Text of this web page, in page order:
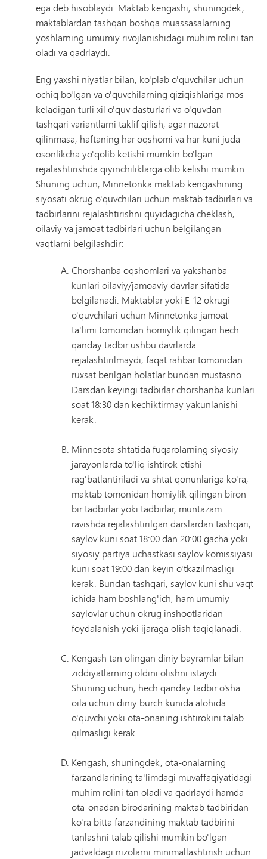
ega deb hisoblaydi. Maktab kengashi, shuningdek,
maktablardan tashqari boshqa muassasalarning
yoshlarning umumiy rivojlanishidagi muhim rolini tan
oladi va qadrlaydi.
Eng yaxshi niyatlar bilan, ko'plab o'quvchilar uchun
ochiq bo'lgan va o'quvchilarning qiziqishlariga mos
keladigan turli xil o'quv dasturlari va o'quvdan
tashqari variantlarni taklif qilish, agar nazorat
qilinmasa, haftaning har oqshomi va har kuni juda
osonlikcha yo'qolib ketishi mumkin bo'lgan
rejalashtirishda qiyinchiliklarga olib kelishi mumkin.
Shuning uchun, Minnetonka maktab kengashining
siyosati okrug o'quvchilari uchun maktab tadbirlari va
tadbirlarini rejalashtirishni quyidagicha cheklash,
oilaviy va jamoat tadbirlari uchun belgilangan
vaqtlarni belgilashdir:
Chorshanba oqshomlari va yakshanba
kunlari oilaviy/jamoaviy davrlar sifatida
belgilanadi. Maktablar yoki E-12 okrugi
o'quvchilari uchun Minnetonka jamoat
ta'limi tomonidan homiylik qilingan hech
qanday tadbir ushbu davrlarda
rejalashtirilmaydi, faqat rahbar tomonidan
ruxsat berilgan holatlar bundan mustasno.
Darsdan keyingi tadbirlar chorshanba kunlari
soat 18:30 dan kechiktirmay yakunlanishi
kerak.
Minnesota shtatida fuqarolarning siyosiy
jarayonlarda to'liq ishtirok etishi
rag'batlantiriladi va shtat qonunlariga ko'ra,
maktab tomonidan homiylik qilingan biron
bir tadbirlar yoki tadbirlar, muntazam
ravishda rejalashtirilgan darslardan tashqari,
saylov kuni soat 18:00 dan 20:00 gacha yoki
siyosiy partiya uchastkasi saylov komissiyasi
kuni soat 19:00 dan keyin o'tkazilmasligi
kerak. Bundan tashqari, saylov kuni shu vaqt
ichida ham boshlang'ich, ham umumiy
saylovlar uchun okrug inshootlaridan
foydalanish yoki ijaraga olish taqiqlanadi.
Kengash tan olingan diniy bayramlar bilan
ziddiyatlarning oldini olishni istaydi.
Shuning uchun, hech qanday tadbir o'sha
oila uchun diniy burch kunida alohida
o'quvchi yoki ota-onaning ishtirokini talab
qilmasligi kerak.
Kengash, shuningdek, ota-onalarning
farzandlarining ta'limdagi muvaffaqiyatidagi
muhim rolini tan oladi va qadrlaydi hamda
ota-onadan birodarining maktab tadbiridan
ko'ra bitta farzandining maktab tadbirini
tanlashni talab qilishi mumkin bo'lgan
jadvaldagi nizolarni minimallashtirish uchun